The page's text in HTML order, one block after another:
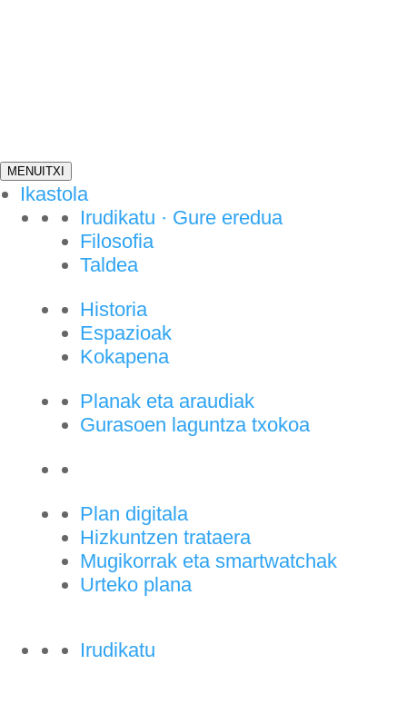
MENU ITXI
Ikastola
Irudikatu · Gure eredua
Filosofia
Taldea
Historia
Espazioak
Kokapena
Planak eta araudiak
Gurasoen laguntza txokoa
Plan digitala
Hizkuntzen trataera
Mugikorrak eta smartwatchak
Urteko plana
Irudikatu